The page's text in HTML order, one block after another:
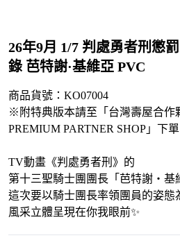
26年9月 1/7 判處勇者刑懲
錄 芭特謝·基維亞 PVC
商品貨號：KO07004
※附特典版本請至「台灣壽屋合作
PREMIUM PARTNER SHOP」下單
TV動畫《判處勇者刑》的
第十三聖騎士團團長「芭特謝・基
這次要以騎士團長率領團員的姿態
風采立體呈現在你我眼前✨